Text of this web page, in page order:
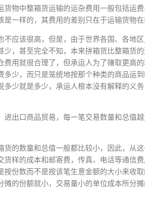
货物中整箱货运输的运杂费用一般包括运
是一样的，其费用的差别只在于运输货物
不应该很高，但是，由于世界各国、各地
少，甚至完全不知，本来拼箱货比整箱货
费用就很合理了，但承运人为了赚取更高
多少，而只是笼统地按那个种类的商品运
多少就是多少，承运人根本没有解释的义
进出口商品贸易，每一笔交易数量和总值
货的数量和总值一般都比较小，因此，从
货样的成本和邮寄费，传真、电话等通信
按份数而不是按该笔生意金额的大小来收
摊的份额就小，交易量小的单位成本所分